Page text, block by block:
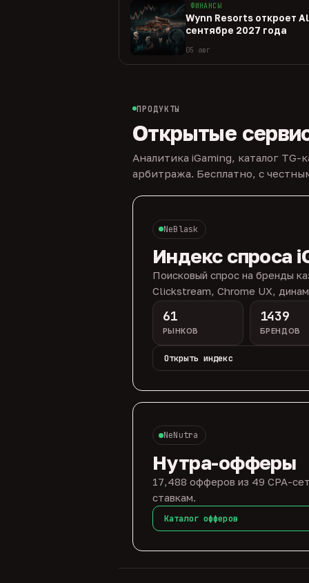
ФИНАНСЫ
Wynn Resorts откроет
сентябре 2027 года
05 авг
ПРОДУКТЫ
Открытые
Аналитика iGaming, каталог
арбитража. Бесплатно, с
NeBlask
Индекс спроса
Поисковый спрос на бренды
Clickstream, Chrome UX,
61
РЫНКОВ
1439
БРЕНДОВ
Открыть индекс
NeNutra
Нутра-офферы
17,488 офферов из 49 CPA-
ставкам.
Каталог офферов